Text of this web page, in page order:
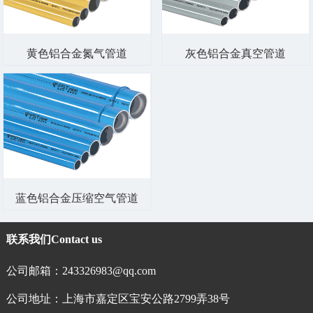
黄色铝合金氮气管道 灰色铝合金真空管道
蓝色铝合金压缩空气管道
联系我们Contact us
公司邮箱：243326983@qq.com
公司地址：上海市嘉定区宝安公路2799弄38号